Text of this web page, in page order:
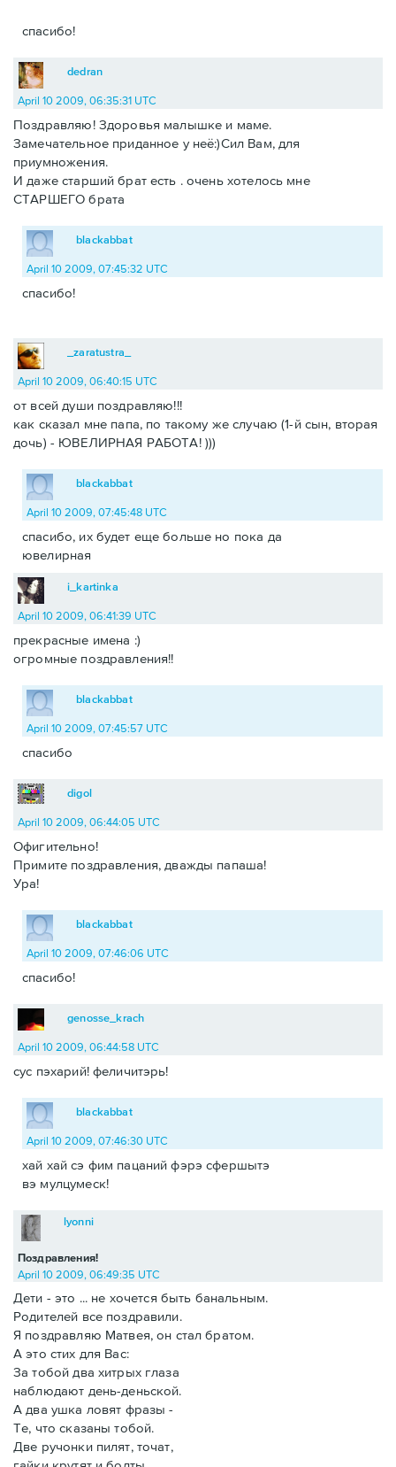
спасибо!
dedran
April 10 2009, 06:35:31 UTC
Поздравляю! Здоровья малышке и маме.
Замечательное приданное у неё:)Сил Вам, для
приумножения.
И даже старший брат есть . очень хотелось мне
СТАРШЕГО брата
blackabbat
April 10 2009, 07:45:32 UTC
спасибо!
_zaratustra_
April 10 2009, 06:40:15 UTC
от всей души поздравляю!!!
как сказал мне папа, по такому же случаю (1-й сын, вторая
дочь) - ЮВЕЛИРНАЯ РАБОТА! )))
blackabbat
April 10 2009, 07:45:48 UTC
спасибо, их будет еще больше но пока да
ювелирная
i_kartinka
April 10 2009, 06:41:39 UTC
прекрасные имена :)
огромные поздравления!!
blackabbat
April 10 2009, 07:45:57 UTC
спасибо
digol
April 10 2009, 06:44:05 UTC
Офигительно!
Примите поздравления, дважды папаша!
Ура!
blackabbat
April 10 2009, 07:46:06 UTC
спасибо!
genosse_krach
April 10 2009, 06:44:58 UTC
сус пэхарий! феличитэрь!
blackabbat
April 10 2009, 07:46:30 UTC
хай хай сэ фим пацаний фэрэ сфершытэ
вэ мулцумеск!
Поздравления!
lyonni
April 10 2009, 06:49:35 UTC
Дети - это ... не хочется быть банальным.
Родителей все поздравили.
Я поздравляю Матвея, он стал братом.
А это стих для Вас:
За тобой два хитрых глаза
наблюдают день-деньской.
А два ушка ловят фразы -
Те, что сказаны тобой.
Две ручонки пилят, точат,